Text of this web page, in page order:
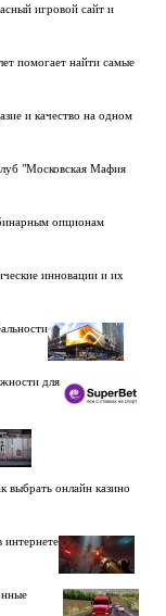
игровой сайт и
помогает найти самые
и качество на одном
"Московская Мафия
опционам
инновации и их
для
выбрать онлайн казино
интернете